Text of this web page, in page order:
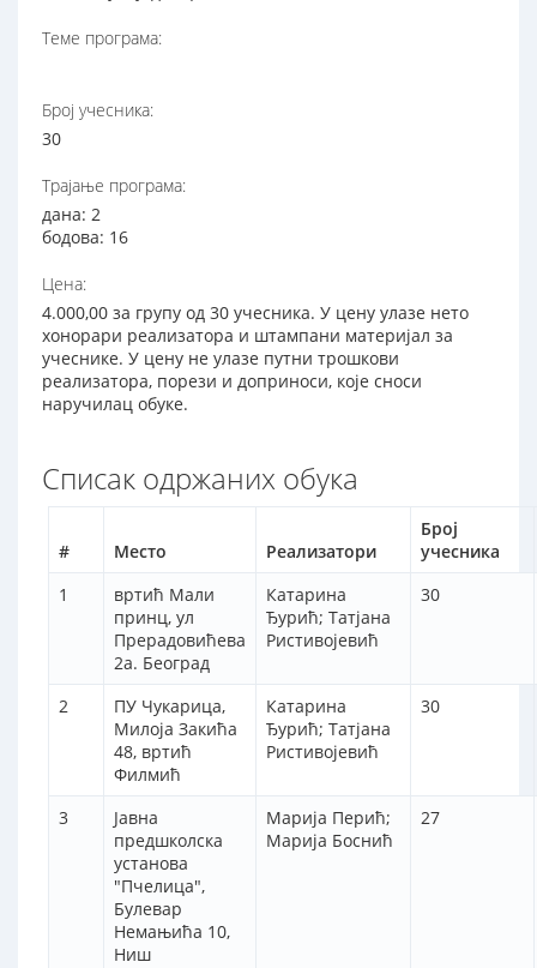
Теме програма:
Број учесника:
30
Трајање програма:
дана: 2
бодова: 16
Цена:
4.000,00 за групу од 30 учесника. У цену улазе нето
хонорари реализатора и штампани материјал за
учеснике. У цену не улазе путни трошкови
реализатора, порези и доприноси, које сноси
наручилац обуке.
Списак одржаних обука
# Место Реализатори
Број
учесника
1
вртић Мали
принц, ул
Прерадовићева
2а. Београд
Катарина
Ђурић; Татјана
Ристивојевић
30
2
ПУ Чукарица,
Милоја Закића
48, вртић
Филмић
Катарина
Ђурић; Татјана
Ристивојевић
30
3
Јавна
предшколска
установа
"Пчелица",
Булевар
Немањића 10,
Ниш
Марија Перић;
Марија Боснић
27